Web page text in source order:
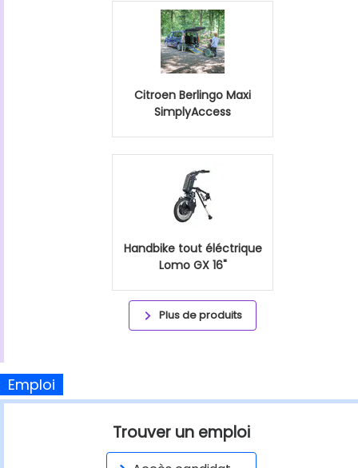
Citroen Berlingo Maxi
SimplyAccess
Handbike tout éléctrique
Lomo GX 16"
Plus de produits
Emploi
Trouver un emploi